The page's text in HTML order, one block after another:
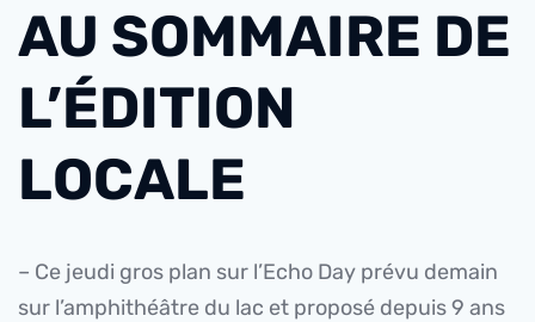
AU SOMMAIRE DE
L’ÉDITION
LOCALE
– Ce jeudi gros plan sur l’Echo Day prévu demain
sur l’amphithéâtre du lac et proposé depuis 9 ans